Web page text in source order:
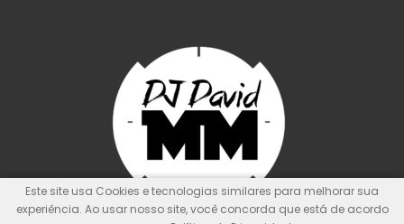
Este site usa Cookies e tecnologias similares para melhorar sua
experiência. Ao usar nosso site, você concorda que está de acordo